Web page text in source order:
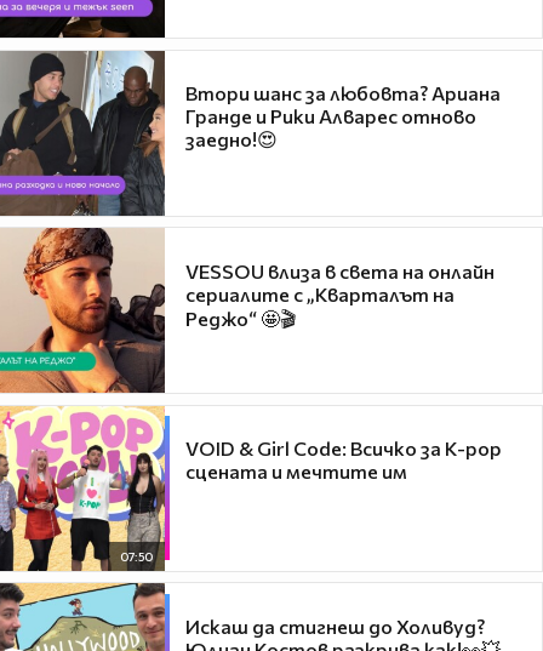
Втори шанс за любовта? Ариана
Гранде и Рики Алварес отново
заедно!😍
VESSOU влиза в света на онлайн
сериалите с „Кварталът на
Реджо“ 🤩🎬
07:50
VOID & Girl Code: Всичко за K-pop
сцената и мечтите им
Искаш да стигнеш до Холивуд?